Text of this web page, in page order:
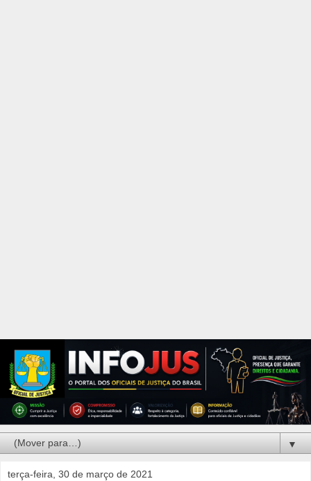
▼
terça-feira, 30 de março de 2021